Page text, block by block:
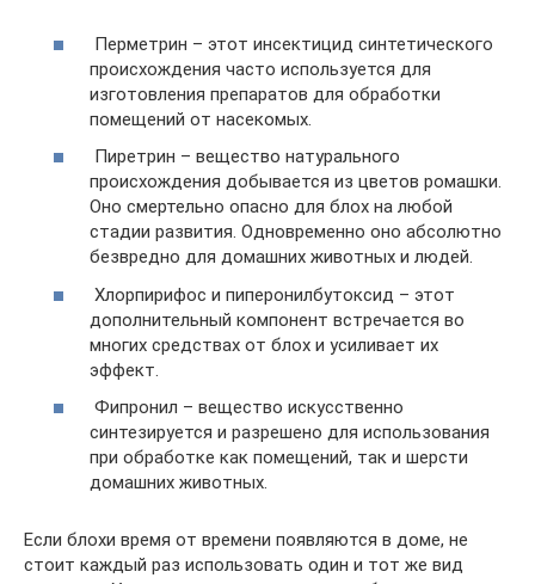
Перметрин – этот инсектицид синтетического
происхождения часто используется для
изготовления препаратов для обработки
помещений от насекомых.
Пиретрин – вещество натурального
происхождения добывается из цветов ромашки.
Оно смертельно опасно для блох на любой
стадии развития. Одновременно оно абсолютно
безвредно для домашних животных и людей.
Хлорпирифос и пиперонилбутоксид – этот
дополнительный компонент встречается во
многих средствах от блох и усиливает их
эффект.
Фипронил – вещество искусственно
синтезируется и разрешено для использования
при обработке как помещений, так и шерсти
домашних животных.
Если блохи время от времени появляются в доме, не
стоит каждый раз использовать один и тот же вид